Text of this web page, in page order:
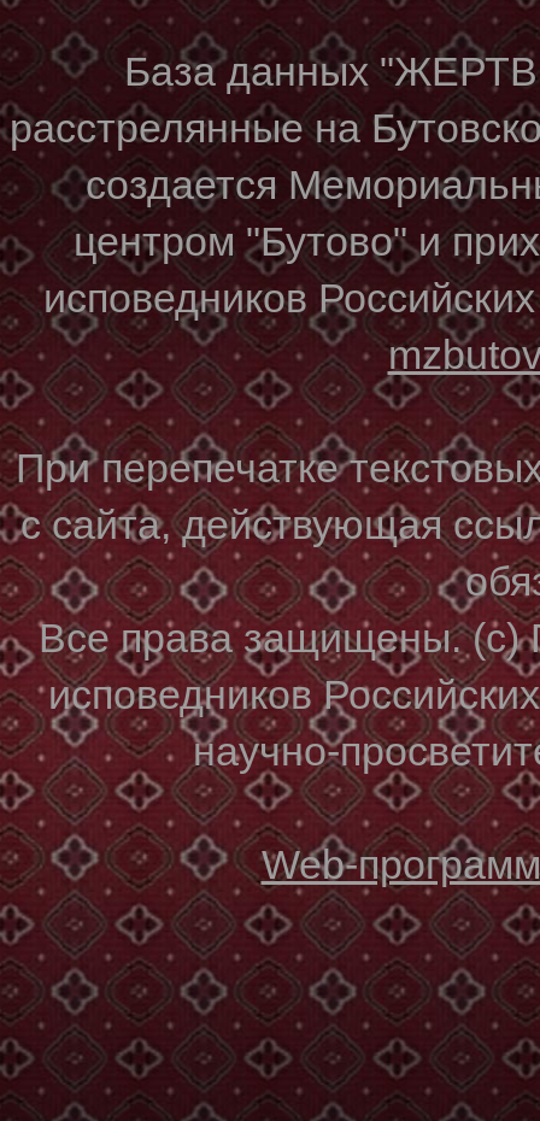
База данных
расстрелянные на
создается
центром "Бутово" и
исповедников
При перепечатке
с сайта, действующая
Все права защищены. (с)
исповедников
научно-
Web-